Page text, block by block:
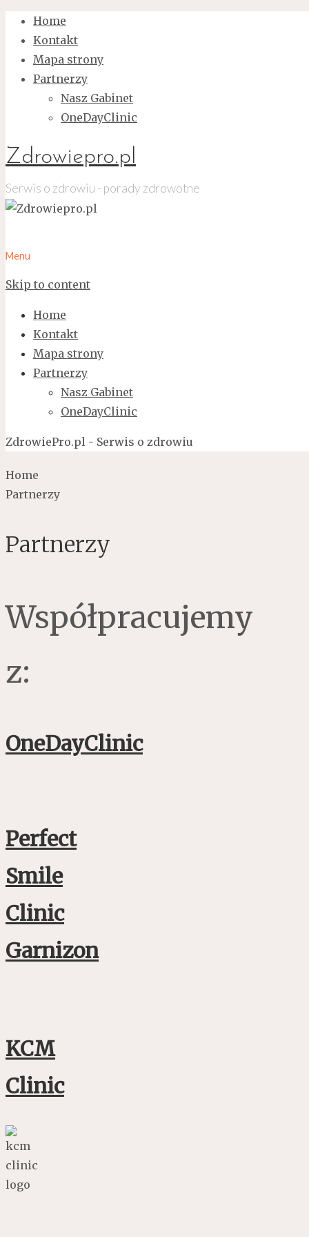
Home
Kontakt
Mapa strony
Partnerzy
Nasz Gabinet
OneDayClinic
Zdrowiepro.pl
Serwis o zdrowiu - porady zdrowotne
Menu
Skip to content
Home
Kontakt
Mapa strony
Partnerzy
Nasz Gabinet
OneDayClinic
ZdrowiePro.pl - Serwis o zdrowiu
Home
Partnerzy
Partnerzy
Współpracujemy
z:
OneDayClinic
Perfect
Smile
Clinic
Garnizon
KCM
Clinic